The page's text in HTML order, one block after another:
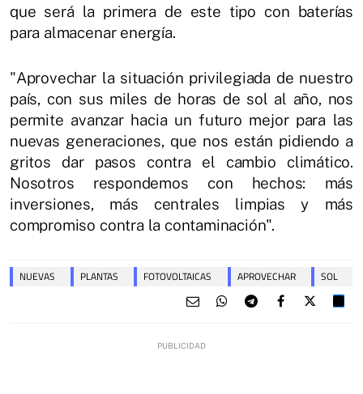
que será la primera de este tipo con baterías
para almacenar energía.
"Aprovechar la situación privilegiada de nuestro
país, con sus miles de horas de sol al año, nos
permite avanzar hacia un futuro mejor para las
nuevas generaciones, que nos están pidiendo a
gritos dar pasos contra el cambio climático.
Nosotros respondemos con hechos: más
inversiones, más centrales limpias y más
compromiso contra la contaminación".
NUEVAS PLANTAS FOTOVOLTAICAS APROVECHAR SOL